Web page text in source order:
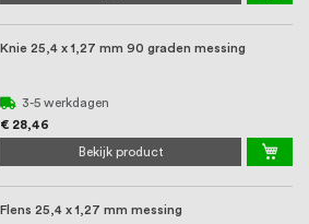
Knie 25,4 x 1,27 mm 90 graden messing
3-5 werkdagen
€ 28,46
Bekijk product
Flens 25,4 x 1,27 mm messing